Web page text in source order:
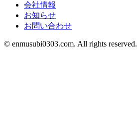
会社情報
お知らせ
お問い合わせ
©︎ enmusubi0303.com. All rights reserved.